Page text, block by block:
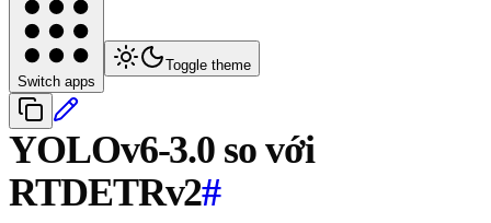
Switch apps
Toggle theme
YOLOv6-3.0 so với
RTDETRv2#